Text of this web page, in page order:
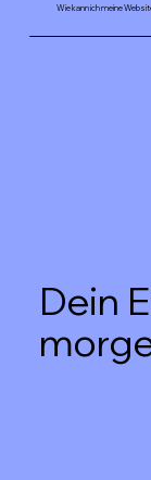
Wie kann ich meine
Dein